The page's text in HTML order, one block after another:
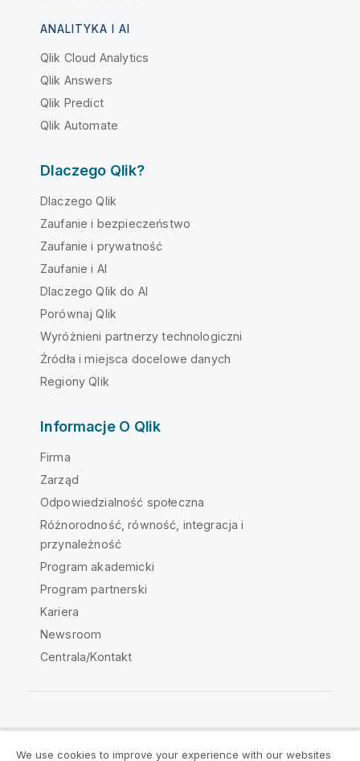
ANALITYKA I AI
Qlik Cloud Analytics
Qlik Answers
Qlik Predict
Qlik Automate
Dlaczego Qlik?
Dlaczego Qlik
Zaufanie i bezpieczeństwo
Zaufanie i prywatność
Zaufanie i AI
Dlaczego Qlik do AI
Porównaj Qlik
Wyróżnieni partnerzy technologiczni
Źródła i miejsca docelowe danych
Regiony Qlik
Informacje O Qlik
Firma
Zarząd
Odpowiedzialność społeczna
Różnorodność, równość, integracja i
przynależność
Program akademicki
Program partnerski
Kariera
Newsroom
Centrala/Kontakt
We use cookies to improve your experience with our websites